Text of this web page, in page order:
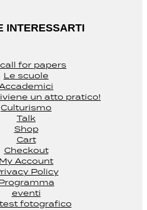
INTERESSARTI
for papers
Le scuole
un atto pratico!
Culturismo
Talk
Shop
Cart
Checkout
My Account
Policy
eventi
fotografico